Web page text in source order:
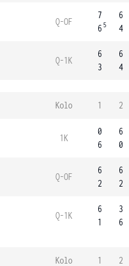
Q-OF
7
6 5
6
4
Q-1K
6
3
6
4
Kolo 1 2
1K
0
6
6
0
Q-OF
6
2
6
2
Q-1K
6
1
3
6
Kolo 1 2